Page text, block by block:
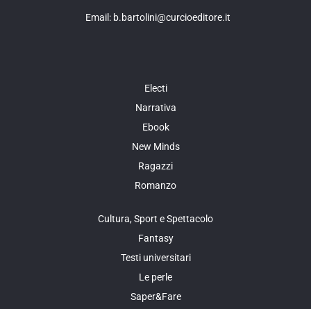
Email: b.bartolini@curcioeditore.it
Electi
Narrativa
Ebook
New Minds
Ragazzi
Romanzo
Cultura, Sport e Spettacolo
Fantasy
Testi universitari
Le perle
Saper&Fare